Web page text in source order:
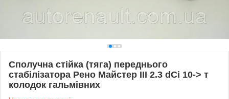
Сполучна стійка (тяга) переднього
стабілізатора Рено Майстер III 2.3 dCi 10-> т
колодок гальмівних